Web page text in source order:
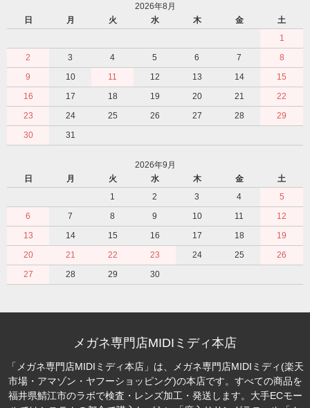
2026年8月
日
月 火 水 木 金
土
1
2
3 4 5 6 7
8
9
10 11 12 13 14
15
16
17 18 19 20 21
22
23
24 25 26 27 28
29
30
31
2026年9月
日
月 火 水 木 金
土
1
2 3 4
5
6
7 8 9 10 11
12
13
14 15 16 17 18
19
20
21 22 23 24 25
26
27
28 29 30
メガネ専門店MIDIミディ本店
「メガネ専門店MIDIミディ本店」は、メガネ専門店MIDIミディ(楽天
市場・アマゾン・ヤフーショッピング)の本店です。すべての商品を
福井県鯖江市のラボで検査・レンズ加工・発送します。大手ECモー